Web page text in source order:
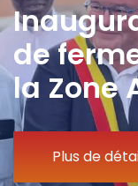
de
la Zone
Plus de